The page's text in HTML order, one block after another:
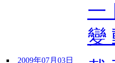
一
變
2009年07月03日